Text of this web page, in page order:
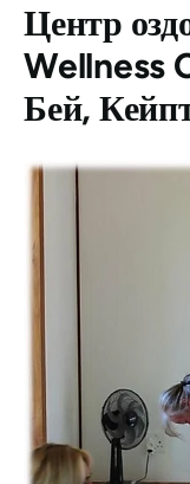
Центр
Wellness
Бей,